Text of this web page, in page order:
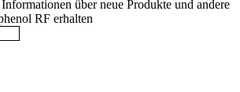
über neue Produkte und andere
RF erhalten